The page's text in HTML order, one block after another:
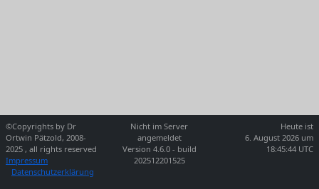
©Copyrights by Dr
Ortwin Pätzold, 2008-
2025 , all rights reserved
Impressum
Datenschutzerklärung
Nicht im Server
angemeldet
Version 4.6.0 - build
202512201525
Heute ist
6. August 2026 um
18:45:44 UTC